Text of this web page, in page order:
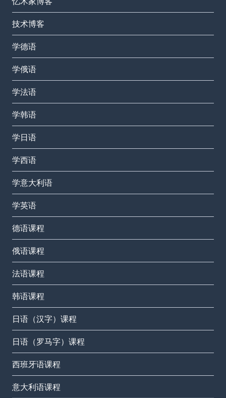
技术博客
学德语
学俄语
学法语
学韩语
学日语
学西语
学意大利语
学英语
德语课程
俄语课程
法语课程
韩语课程
日语（汉字）课程
日语（罗马字）课程
西班牙语课程
意大利语课程